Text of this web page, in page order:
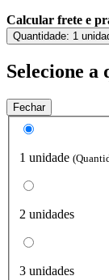
Calcular frete e
Quantidade: 1
Selecione a
Fechar
1 unidade
2 unidades
3 unidades